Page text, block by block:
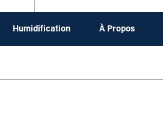
Humidification À Propos